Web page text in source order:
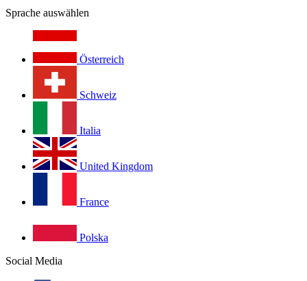
Sprache auswählen
Österreich
Schweiz
Italia
United Kingdom
France
Polska
Social Media